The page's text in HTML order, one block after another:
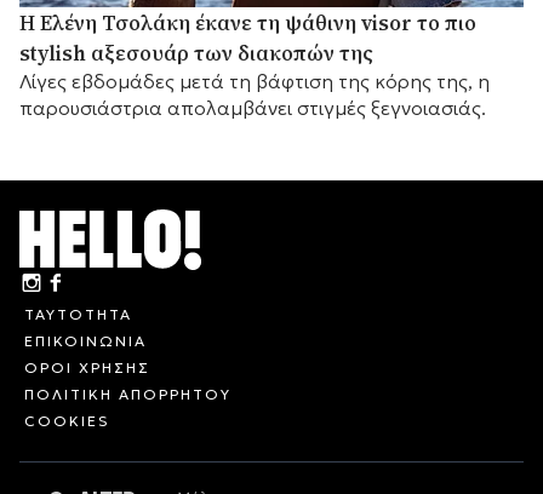
Η Ελένη Τσολάκη έκανε τη ψάθινη visor το πιο
stylish αξεσουάρ των διακοπών της
Λίγες εβδομάδες μετά τη βάφτιση της κόρης της, η
παρουσιάστρια απολαμβάνει στιγμές ξεγνοιασιάς.
ΤΑΥΤΟΤΗΤΑ
ΕΠΙΚΟΙΝΩΝΙΑ
ΟΡΟΙ ΧΡΗΣΗΣ
ΠΟΛΙΤΙΚΗ ΑΠΟΡΡΗΤΟΥ
COOKIES